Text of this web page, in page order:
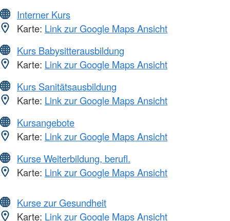
Interner Kurs
Karte: Link zur Google Maps Ansicht
Kurs Babysitterausbildung
Karte: Link zur Google Maps Ansicht
Kurs Sanitätsausbildung
Karte: Link zur Google Maps Ansicht
Kursangebote
Karte: Link zur Google Maps Ansicht
Kurse Weiterbildung, berufl.
Karte: Link zur Google Maps Ansicht
Kurse zur Gesundheit
Karte: Link zur Google Maps Ansicht